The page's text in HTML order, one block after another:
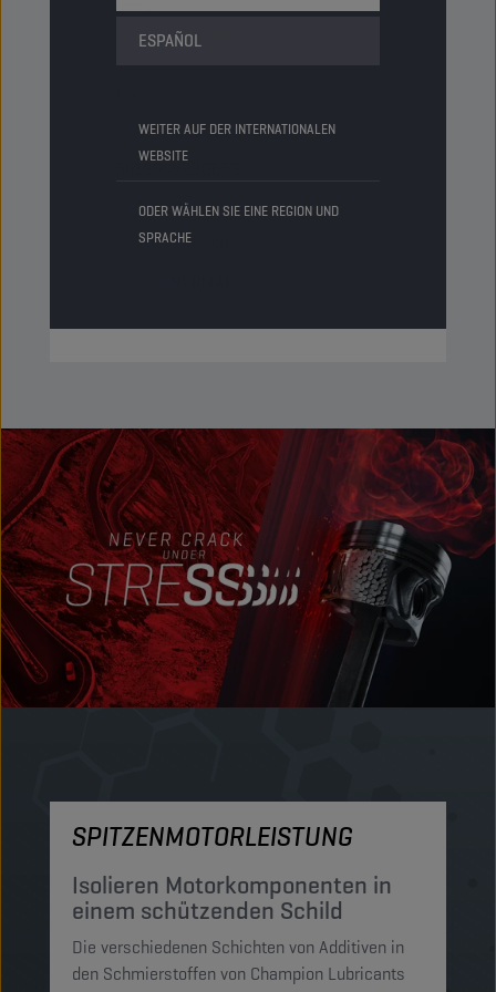
ESPAÑOL
WEITER AUF DER INTERNATIONALEN
WEBSITE
ODER WÄHLEN SIE EINE REGION UND
SPRACHE
205 LT
PN-Code8230653
Artikel/Karton -
Kartons/Palette
SPITZENMOTORLEISTUNG
Isolieren Motorkomponenten in
einem schützenden Schild
Die verschiedenen Schichten von Additiven in
den Schmierstoffen von Champion Lubricants